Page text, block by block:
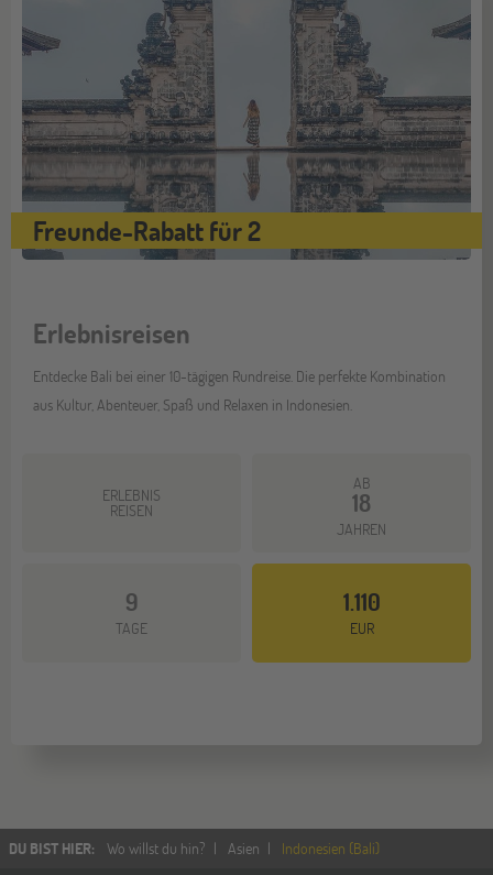
Freunde-Rabatt für 2
Erlebnisreisen
Entdecke Bali bei einer 10-tägigen Rundreise. Die perfekte Kombination
aus Kultur, Abenteuer, Spaß und Relaxen in Indonesien.
ERLEBNIS
REISEN
AB
18
JAHREN
9
TAGE
1.110
EUR
DU BIST HIER: Wo willst du hin? Asien Indonesien (Bali)